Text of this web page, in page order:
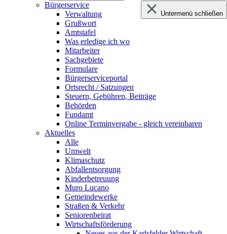
Untermenü schließen
Bürgerservice
Verwaltung
Grußwort
Amtstafel
Was erledige ich wo
Mitarbeiter
Sachgebiete
Formulare
Bürgerserviceportal
Ortsrecht / Satzungen
Steuern, Gebühren, Beiträge
Behörden
Fundamt
Online Terminvergabe - gleich vereinbaren
Aktuelles
Alle
Umwelt
Klimaschutz
Abfallentsorgung
Kinderbetreuung
Muro Lucano
Gemeindewerke
Straßen & Verkehr
Seniorenbeirat
Wirtschaftsförderung